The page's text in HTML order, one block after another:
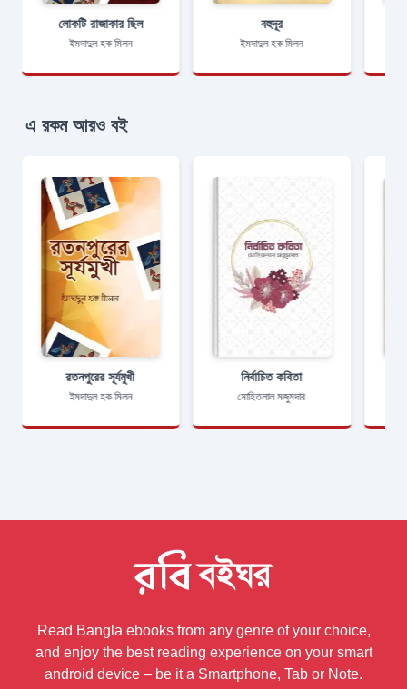
লোকটি রাজাকার ছিল
ইমদাদুল হক মিলন
বহুদূর
ইমদাদুল হক মিলন
এ রকম আরও বই
রতনপুরের সূর্যমুখী
ইমদাদুল হক মিলন
নির্বাচিত কবিতা
মোহিতলাল মজুমদার
Read Bangla ebooks from any genre of your choice,
and enjoy the best reading experience on your smart
android device – be it a Smartphone, Tab or Note.